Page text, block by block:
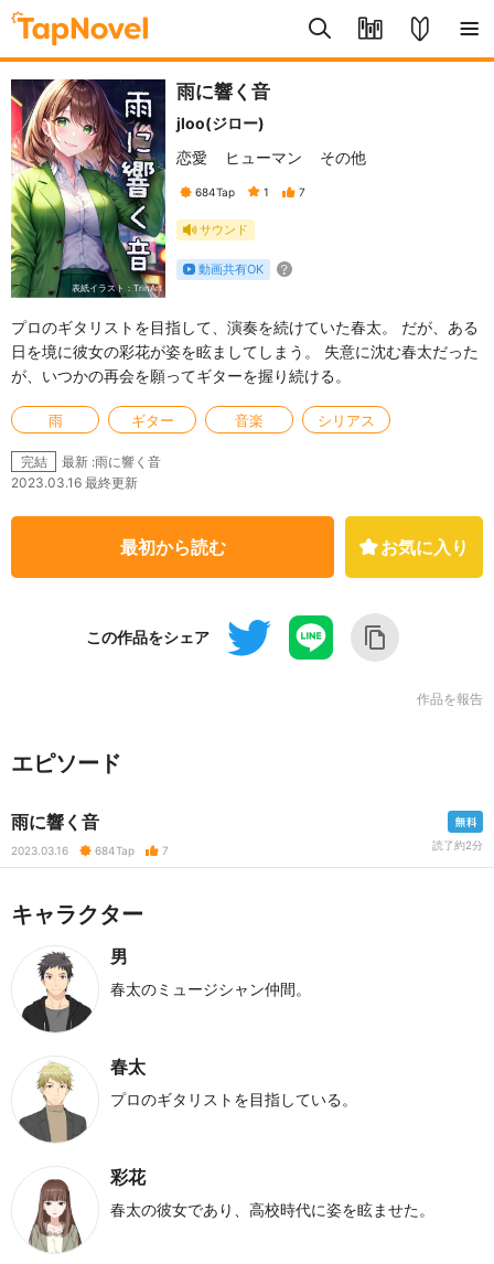
表紙イラスト：TrinArt
雨に響く音
jloo(ジロー)
恋愛
ヒューマン その他
684Tap 1 7
サウンド
動画共有OK
プロのギタリストを目指して、演奏を続けていた春太。 だが、ある
日を境に彼女の彩花が姿を眩ましてしまう。 失意に沈む春太だった
が、いつかの再会を願ってギターを握り続ける。
雨 ギター 音楽 シリアス
完結
最新 :雨に響く音
2023.03.16 最終更新
最初から読む お気に入り
この作品をシェア
作品を報告
エピソード
雨に響く音
2023.03.16 684Tap 7 読了約2分
キャラクター
男
春太のミュージシャン仲間。
春太
プロのギタリストを目指している。
彩花
春太の彼女であり、高校時代に姿を眩ませた。